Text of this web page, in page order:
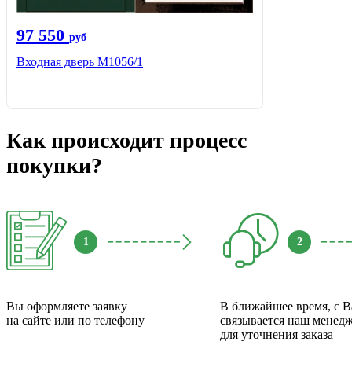
97 550 руб
Входная дверь М1056/1
Как происходит процесс
покупки?
1
Вы оформляете заявку
на сайте или по телефону
2
В ближайшее время, с
связывается наш
для уточнения заказа